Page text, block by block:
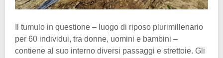
Il tumulo in questione – luogo di riposo plurimillenario
per 60 individui, tra donne, uomini e bambini –
contiene al suo interno diversi passaggi e strettoie. Gli